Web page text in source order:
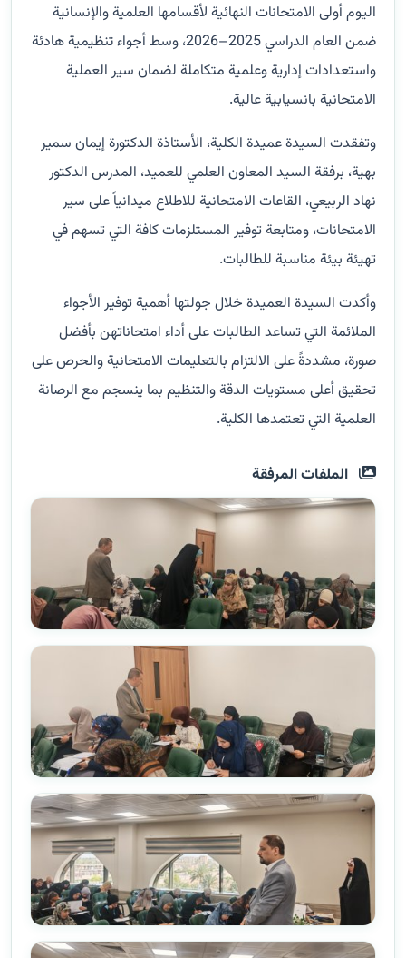
اليوم أولى الامتحانات النهائية لأقسامها العلمية والإنسانية
ضمن العام الدراسي 2025–2026، وسط أجواء تنظيمية هادئة
واستعدادات إدارية وعلمية متكاملة لضمان سير العملية
الامتحانية بانسيابية عالية.
وتفقدت السيدة عميدة الكلية، الأستاذة الدكتورة إيمان سمير
بهية، برفقة السيد المعاون العلمي للعميد، المدرس الدكتور
نهاد الربيعي، القاعات الامتحانية للاطلاع ميدانياً على سير
الامتحانات، ومتابعة توفير المستلزمات كافة التي تسهم في
تهيئة بيئة مناسبة للطالبات.
وأكدت السيدة العميدة خلال جولتها أهمية توفير الأجواء
الملائمة التي تساعد الطالبات على أداء امتحاناتهن بأفضل
صورة، مشددةً على الالتزام بالتعليمات الامتحانية والحرص على
تحقيق أعلى مستويات الدقة والتنظيم بما ينسجم مع الرصانة
العلمية التي تعتمدها الكلية.
الملفات المرفقة